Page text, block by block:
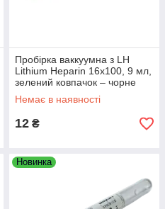
Пробірка ваккуумна з LH
Lithium Heparin 16x100, 9 мл,
зелений ковпачок – чорне
кільце, без різьблення,
VACUETTE®
Немає в наявності
12 ₴
Новинка